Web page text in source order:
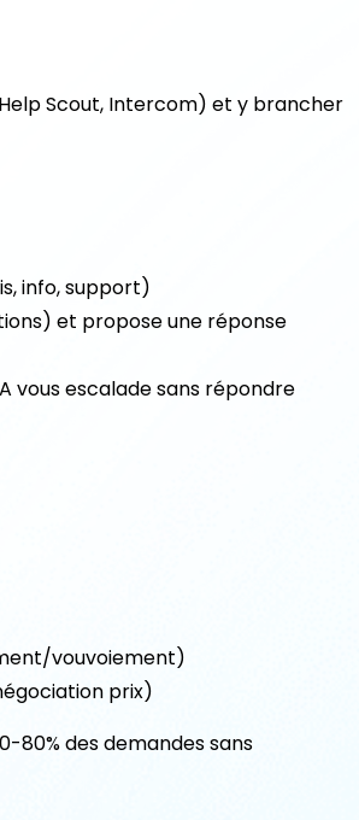
Scout, Intercom) et y brancher
info, support)
et propose une réponse
vous escalade sans répondre
vouvoiement)
prix)
80% des demandes sans